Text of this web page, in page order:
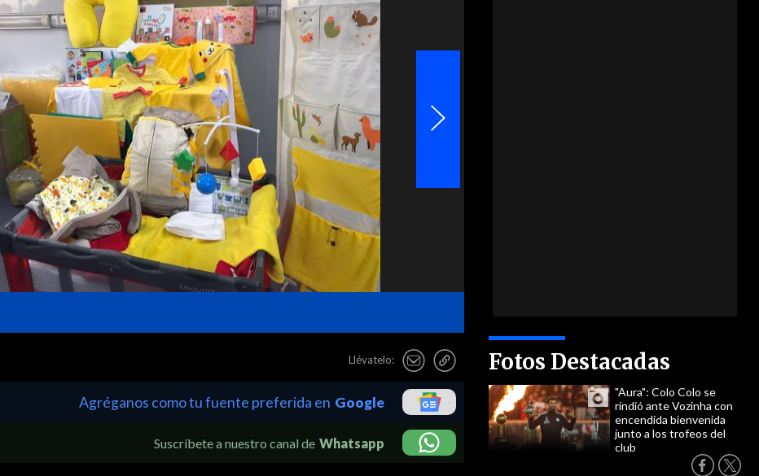
Llévatelo: Fotos Destacadas
"Aura": Colo Colo se
rindió ante Vozinha con
encendida bienvenida
junto a los trofeos del
club
Agréganos como tu fuente preferida en Google
Suscríbete a nuestro canal de Whatsapp